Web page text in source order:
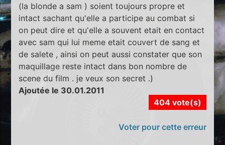
(la blonde a sam ) soient toujours propre et
intact sachant qu'elle a participe au combat si
on peut dire et qu'elle a souvent etait en contact
avec sam qui lui meme etait couvert de sang et
de salete , ainsi on peut aussi constater que son
maquillage reste intact dans bon nombre de
scene du film . je veux son secret .)
Ajoutée le 30.01.2011
404 vote(s)
Voter pour cette erreur